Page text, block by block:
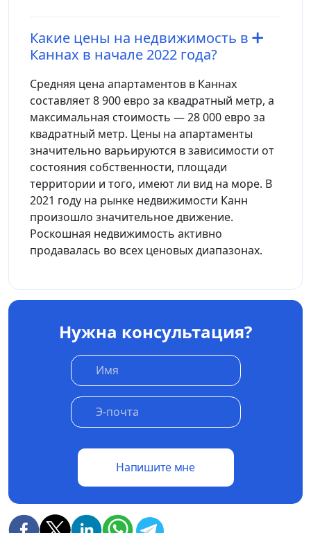
Какие цены на недвижимость в
Каннах в начале 2022 года?
Средняя цена апартаментов в Каннах
составляет 8 900 евро за квадратный метр, а
максимальная стоимость — 28 000 евро за
квадратный метр. Цены на апартаменты
значительно варьируются в зависимости от
состояния собственности, площади
территории и того, имеют ли вид на море. В
2021 году на рынке недвижимости Канн
произошло значительное движение.
Роскошная недвижимость активно
продавалась во всех ценовых диапазонах.
Нужна консультация?
Напишите мне